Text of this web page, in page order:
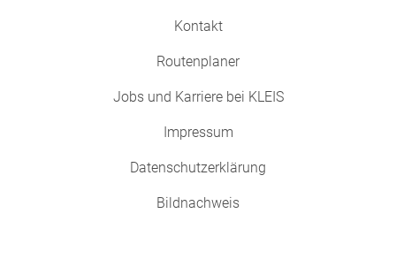
Kontakt
Routenplaner
Jobs und Karriere bei KLEIS
Impressum
Datenschutzerklärung
Bildnachweis